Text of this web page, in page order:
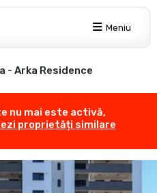
Meniu
- Arka Residence
nu mai este activă,
proprietăți similare